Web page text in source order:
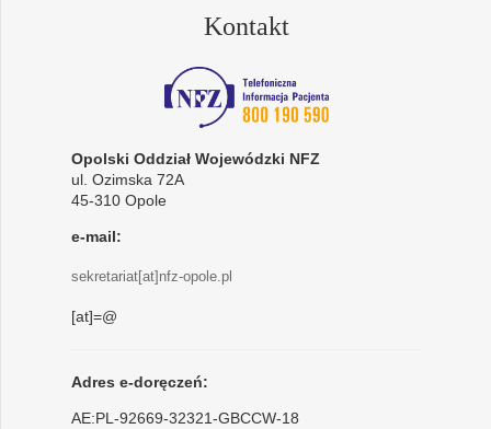
Kontakt
Opolski Oddział Wojewódzki NFZ
ul. Ozimska 72A
45-310 Opole
e-mail:
sekretariat[at]nfz-opole.pl
[at]=@
Adres e-doręczeń:
AE:PL-92669-32321-GBCCW-18